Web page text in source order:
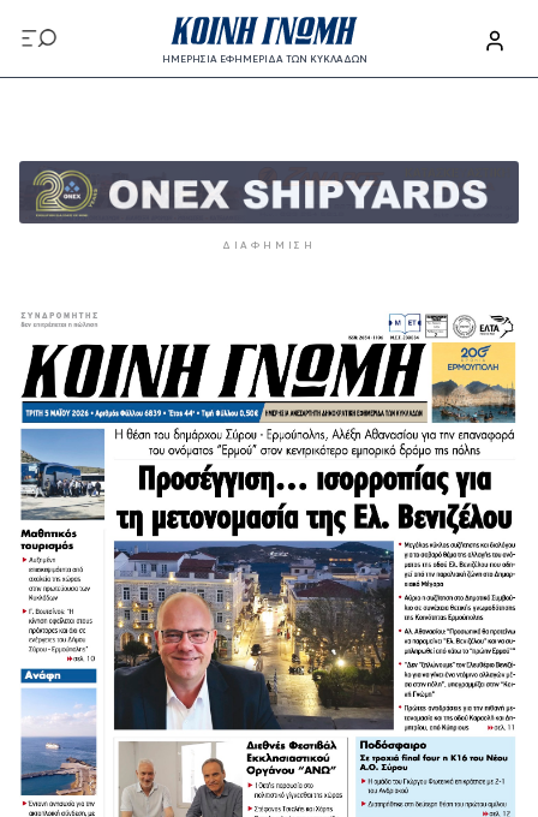
Παράκαμψη προς το κυρίως περιεχόμενο
ΗΜΕΡΗΣΙΑ ΕΦΗΜΕΡΙΔΑ ΤΩΝ ΚΥΚΛΑΔΩΝ
ΔΙΑΦΉΜΙΣΗ